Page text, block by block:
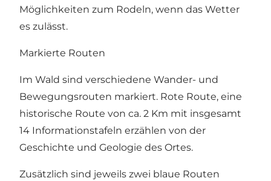
Möglichkeiten zum Rodeln, wenn das Wetter
es zulässt.
Markierte Routen
Im Wald sind verschiedene Wander- und
Bewegungsrouten markiert. Rote Route, eine
historische Route von ca. 2 Km mit insgesamt
14 Informationstafeln erzählen von der
Geschichte und Geologie des Ortes.
Zusätzlich sind jeweils zwei blaue Routen